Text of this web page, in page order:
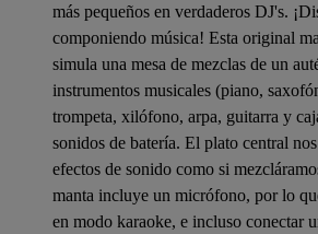
más pequeños en verdaderos DJ's.
componiendo música! Esta original
simula una mesa de mezclas de un
instrumentos musicales (piano,
trompeta, xilófono, arpa, guitarra y
sonidos de batería. El plato central
efectos de sonido como si
manta incluye un micrófono, por lo
en modo karaoke, e incluso conectar